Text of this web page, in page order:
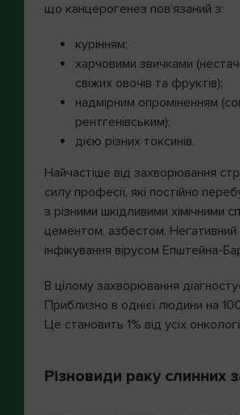
що канцерогенез пов’язаний з:
курінням;
харчовими звичками
свіжих овочів та фруктів);
надмірним опроміненням
рентгенівським);
дією різних токсинів.
Найчастіше від захворювання
силу професії, які постійно
з різними шкідливими хімічними
цементом, азбестом. Негативний
інфікування вірусом Епштейна-
В цілому захворювання
Приблизно в однієї людини на
Це становить 1% від усіх
Різновиди раку слинних